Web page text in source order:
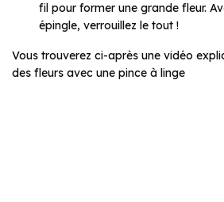
fil pour former une grande fleur.
épingle, verrouillez le tout !
Vous trouverez ci-après une vidéo
des fleurs avec une pince à linge